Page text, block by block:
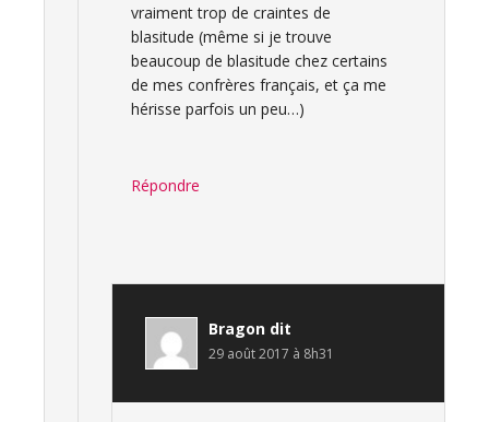
vraiment trop de craintes de
blasitude (même si je trouve
beaucoup de blasitude chez certains
de mes confrères français, et ça me
hérisse parfois un peu…)
Répondre
Bragon dit
29 août 2017 à 8h31